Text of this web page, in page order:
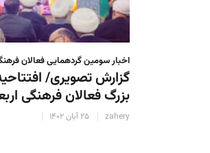
اخبار سومین گردهمایی فعالان
گزارش تصویری/
بزرگ فعالان فرهنگی
zahery ۲۵ آبان ۱۴۰۲